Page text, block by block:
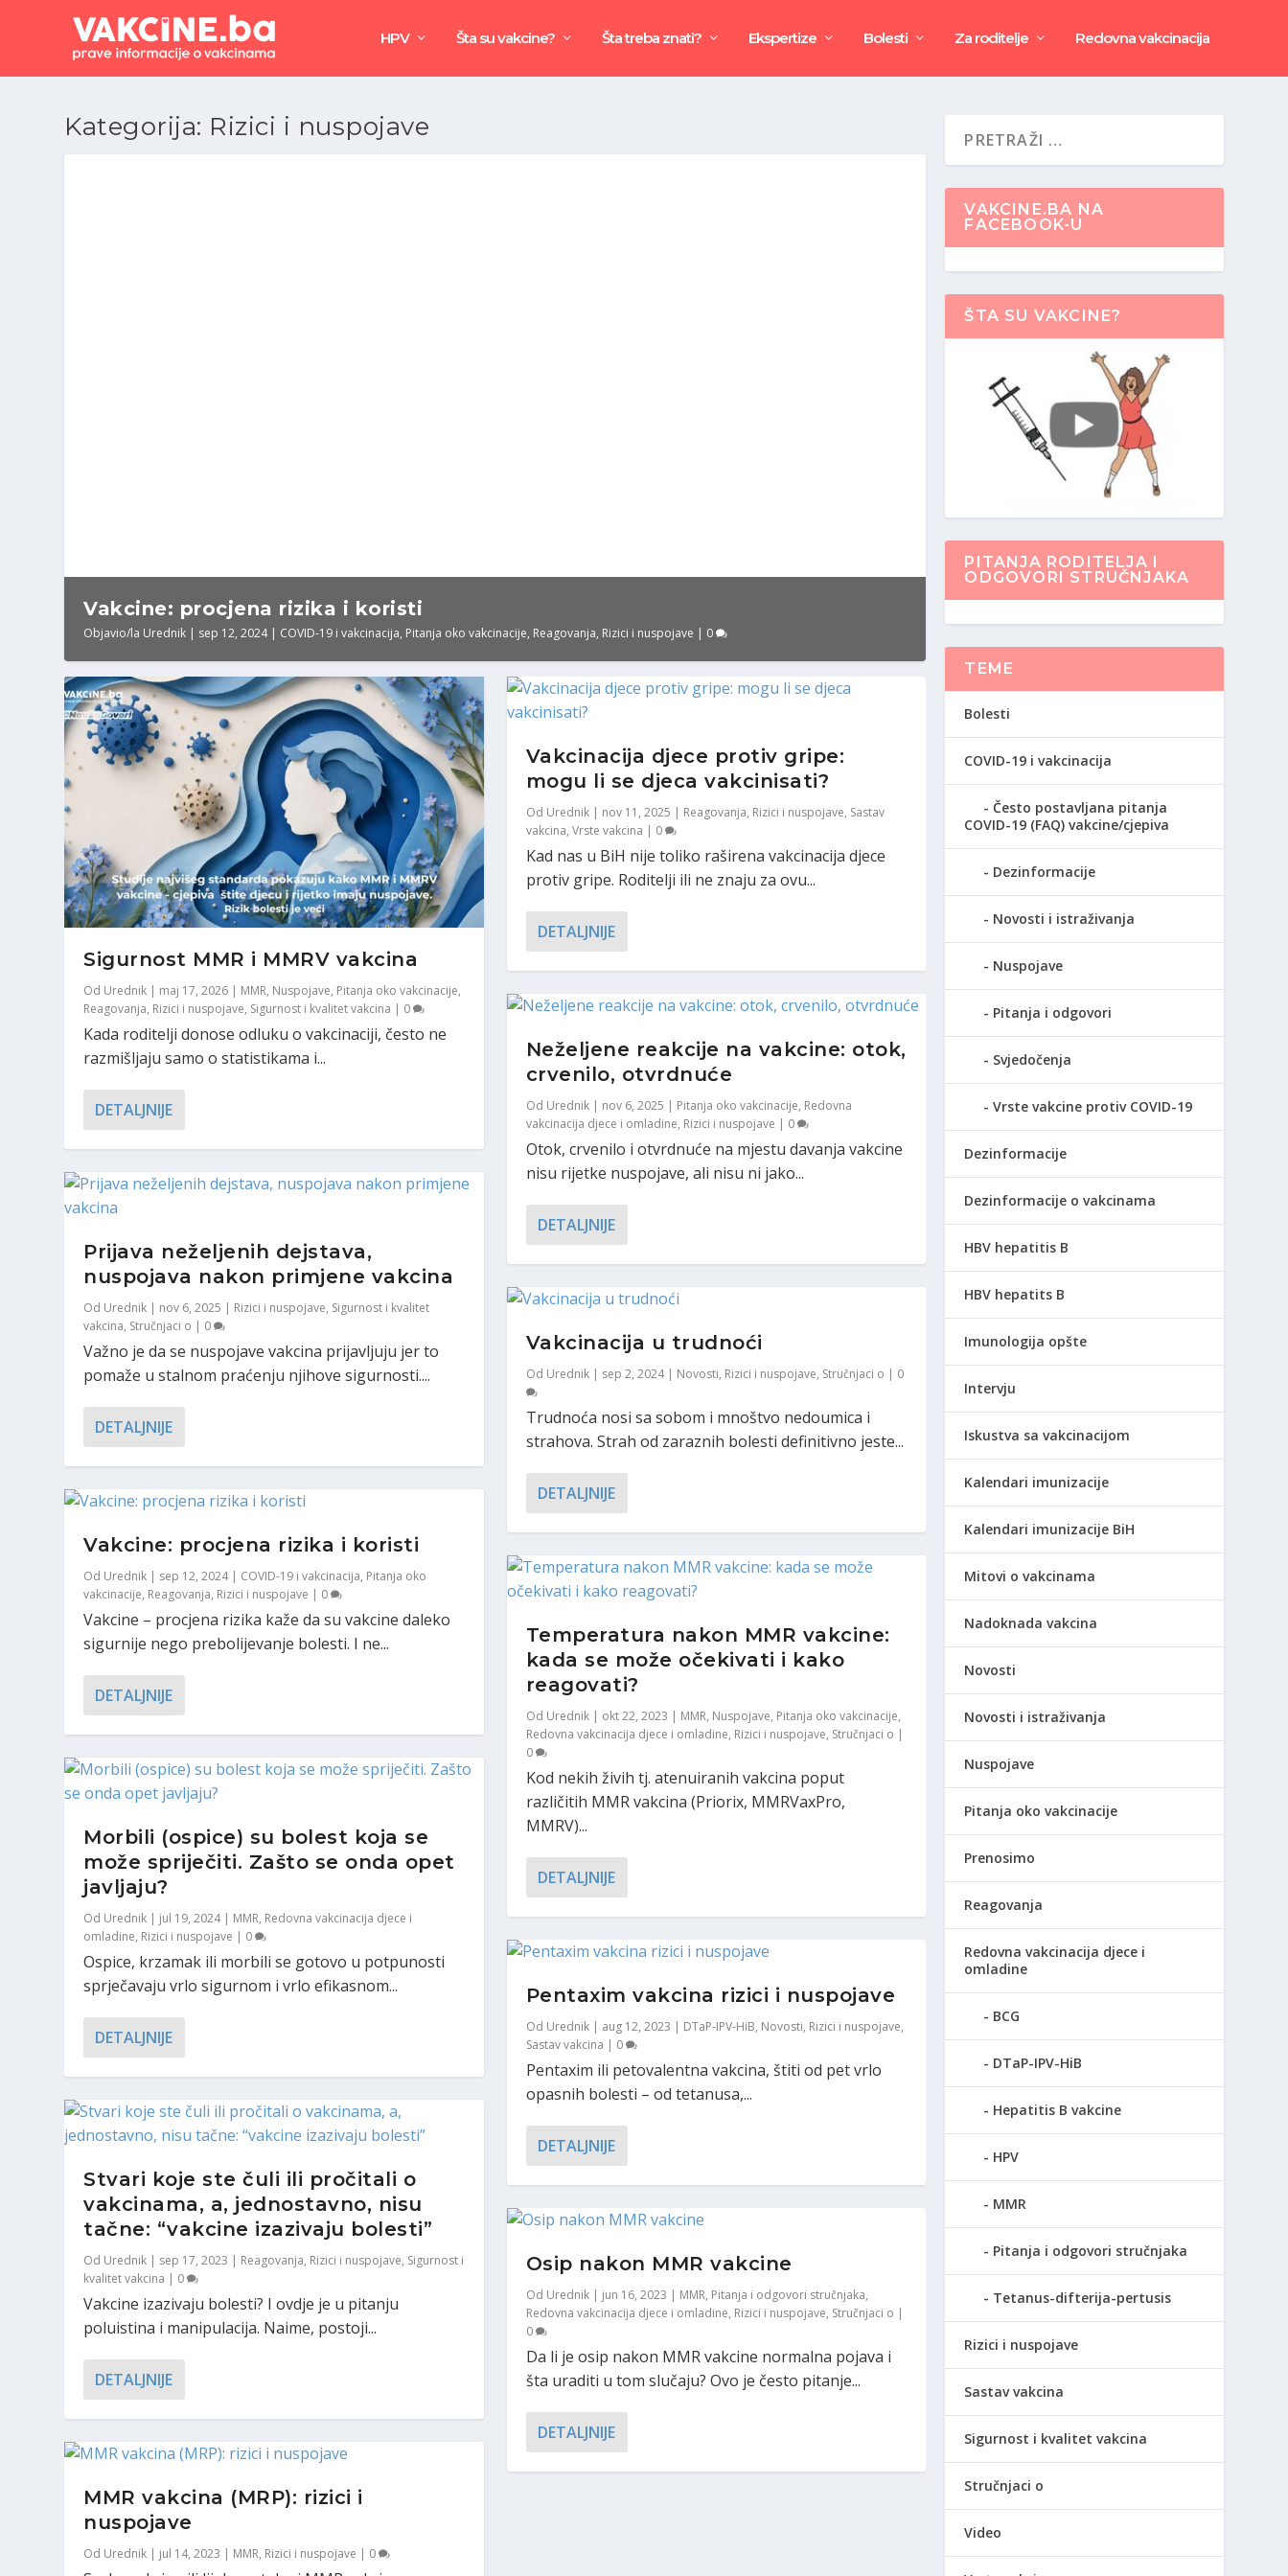
HPV Šta su vakcine? Šta treba znati? Ekspertize Bolesti Za roditelje Redovna vakcinacija
Kategorija: Rizici i nuspojave
Vakcine: procjena rizika i koristi
Objavio/la Urednik | sep 12, 2024| COVID-19 i vakcinacija, Pitanja oko vakcinacije, Reagovanja, Rizici i nuspojave | 0
Morbili (ospice) su bolest koja se može spriječiti...
Rizici i nuspojave |
Osip nakon MMR vakcine
Redovna vakcinacija djece i omladine , Rizici i nuspojave Stručnjaci o
MMR vakcina: Wakefieldova studija i njene mane: va...
Objavio/laUrednik Redovna vakcinacija djece i omladine , Rizici i nuspojave,
Da li vakcine mogu izazvati rak?
0
BCG vakcina i besežitis
Rizici i nuspojave Vrste vakcina 0
Sigurnost MMR i MMRV vakcina
Od Urednik | maj 17, 2026 | MMR, Nuspojave, Pitanja oko vakcinacije,
Reagovanja, Rizici i nuspojave, Sigurnost i kvalitet vakcina | 0
Kada roditelji donose odluku o vakcinaciji, često ne
razmišljaju samo o statistikama i...
DETALJNIJE
Prijava neželjenih dejstava,
nuspojava nakon primjene vakcina
Od Urednik | nov 6, 2025 | Rizici i nuspojave, Sigurnost i kvalitet
vakcina, Stručnjaci o | 0
Važno je da se nuspojave vakcina prijavljuju jer to
pomaže u stalnom praćenju njihove sigurnosti....
DETALJNIJE
Vakcine: procjena rizika i koristi
Od Urednik | sep 12, 2024| COVID-19 i vakcinacija, Pitanja oko
vakcinacije, Reagovanja, Rizici i nuspojave | 0
Vakcine – procjena rizika kaže da su vakcine daleko
sigurnije nego prebolijevanje bolesti. I ne...
DETALJNIJE
Morbili (ospice) su bolest koja se
može spriječiti. Zašto se onda opet
javljaju?
Od Urednik | jul 19, 2024| MMR, Redovna vakcinacija djece i
omladine, Rizici i nuspojave | 0
Ospice, krzamak ili morbili se gotovo u potpunosti
sprječavaju vrlo sigurnom i vrlo efikasnom...
DETALJNIJE
Stvari koje ste čuli ili pročitali o
vakcinama, a, jednostavno, nisu
tačne: “vakcine izazivaju bolesti”
Od Urednik | sep 17, 2023 | Reagovanja, Rizici i nuspojave, Sigurnost i
kvalitet vakcina | 0
Vakcine izazivaju bolesti? I ovdje je u pitanju
poluistina i manipulacija. Naime, postoji...
DETALJNIJE
MMR vakcina (MRP): rizici i
nuspojave
Od Urednik | jul 14, 2023 | MMR, Rizici i nuspojave | 0
Vakcinacija djece protiv gripe:
mogu li se djeca vakcinisati?
Od Urednik| nov 11, 2025 | Reagovanja, Rizici i nuspojave, Sastav
vakcina, Vrste vakcina | 0
Kad nas u BiH nije toliko raširena vakcinacija djece
protiv gripe. Roditelji ili ne znaju za ovu...
DETALJNIJE
Neželjene reakcije na vakcine: otok,
crvenilo, otvrdnuće
Od Urednik| nov 6, 2025 | Pitanja oko vakcinacije, Redovna
vakcinacija djece i omladine, Rizici i nuspojave | 0
Otok, crvenilo i otvrdnuće na mjestu davanja vakcine
nisu rijetke nuspojave, ali nisu ni jako...
DETALJNIJE
Vakcinacija u trudnoći
Od Urednik| sep 2, 2024| Novosti, Rizici i nuspojave, Stručnjaci o | 0
Trudnoća nosi sa sobom i mnoštvo nedoumica i
strahova. Strah od zaraznih bolesti definitivno jeste...
DETALJNIJE
Temperatura nakon MMR vakcine:
kada se može očekivati i kako
reagovati?
Od Urednik| okt 22, 2023 | MMR, Nuspojave, Pitanja oko vakcinacije,
Redovna vakcinacija djece i omladine, Rizici i nuspojave, Stručnjaci o |
0
Kod nekih živih tj. atenuiranih vakcina poput
različitih MMR vakcina (Priorix, MMRVaxPro,
MMRV)...
DETALJNIJE
Pentaxim vakcina rizici i nuspojave
Od Urednik| aug 12, 2023 | DTaP-IPV-HiB, Novosti, Rizici i nuspojave,
Sastav vakcina | 0
Pentaxim ili petovalentna vakcina, štiti od pet vrlo
opasnih bolesti – od tetanusa,...
DETALJNIJE
Osip nakon MMR vakcine
Od Urednik| jun 16, 2023 | MMR, Pitanja i odgovori stručnjaka,
Redovna vakcinacija djece i omladine, Rizici i nuspojave, Stručnjaci o |
0
Da li je osip nakon MMR vakcine normalna pojava i
šta uraditi u tom slučaju? Ovo je često pitanje...
DETALJNIJE
VAKCINE.BA NA
FACEBOOK-U
ŠTA SU VAKCINE?
PITANJA RODITELJA I
ODGOVORI STRUČNJAKA
TEME
Bolesti
COVID-19 i vakcinacija
Često postavljana pitanja
COVID-19 (FAQ) vakcine/cjepiva
Dezinformacije
Novosti i istraživanja
Nuspojave
Pitanja i odgovori
Svjedočenja
Vrste vakcine protiv COVID-19
Dezinformacije
Dezinformacije o vakcinama
HBV hepatitis B
HBV hepatits B
Imunologija opšte
Intervju
Iskustva sa vakcinacijom
Kalendari imunizacije
Kalendari imunizacije BiH
Mitovi o vakcinama
Nadoknada vakcina
Novosti
Novosti i istraživanja
Nuspojave
Pitanja oko vakcinacije
Prenosimo
Reagovanja
Redovna vakcinacija djece i
omladine
BCG
DTaP-IPV-HiB
Hepatitis B vakcine
HPV
MMR
Pitanja i odgovori stručnjaka
Tetanus-difterija-pertusis
Rizici i nuspojave
Sastav vakcina
Sigurnost i kvalitet vakcina
Stručnjaci o
Video